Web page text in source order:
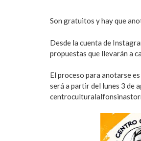
Son gratuitos y hay que
Desde la cuenta de
propuestas que llevarán a
El proceso para anotarse
será a partir del lunes 3 de